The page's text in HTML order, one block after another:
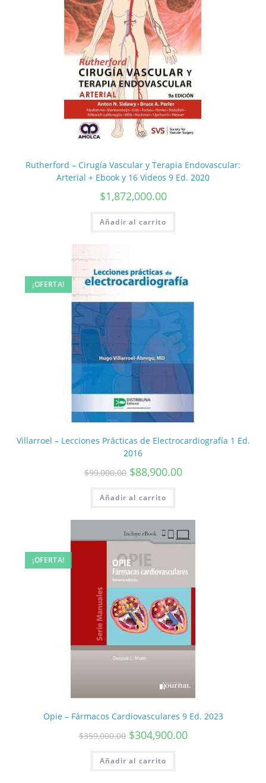
Rutherford – Cirugía Vascular y Terapia Endovascular:
Arterial + Ebook y 16 Videos 9 Ed. 2020
$1,872,000.00
Añadir al carrito
¡OFERTA!
Villarroel – Lecciones Prácticas de Electrocardiografía 1 Ed.
2016
$99,000.00 $88,900.00
Añadir al carrito
¡OFERTA!
Opie – Fármacos Cardiovasculares 9 Ed. 2023
$359,000.00 $304,900.00
Añadir al carrito